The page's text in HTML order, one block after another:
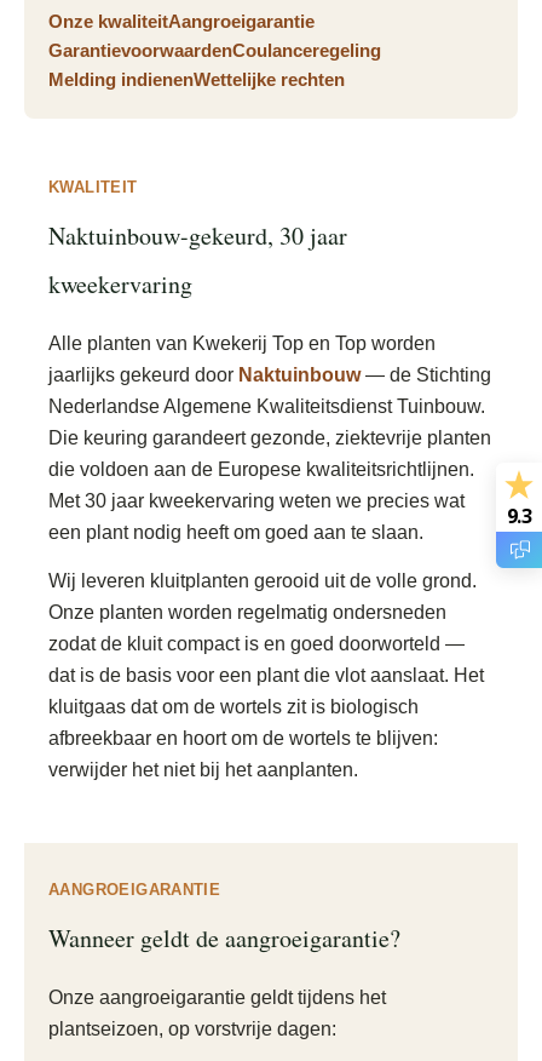
Onze kwaliteitAangroeigarantie
GarantievoorwaardenCoulanceregeling
Melding indienenWettelijke rechten
KWALITEIT
Naktuinbouw-gekeurd, 30 jaar
kweekervaring
Alle planten van Kwekerij Top en Top worden
jaarlijks gekeurd door Naktuinbouw— de Stichting
Nederlandse Algemene Kwaliteitsdienst Tuinbouw.
Die keuring garandeert gezonde, ziektevrije planten
die voldoen aan de Europese kwaliteitsrichtlijnen.
Met 30 jaar kweekervaring weten we precies wat
een plant nodig heeft om goed aan te slaan.
Wij leveren kluitplanten gerooid uit de volle grond.
Onze planten worden regelmatig ondersneden
zodat de kluit compact is en goed doorworteld —
dat is de basis voor een plant die vlot aanslaat. Het
kluitgaas dat om de wortels zit is biologisch
afbreekbaar en hoort om de wortels te blijven:
verwijder het niet bij het aanplanten.
AANGROEIGARANTIE
Wanneer geldt de aangroeigarantie?
Onze aangroeigarantie geldt tijdens het
plantseizoen, op vorstvrije dagen:
9.3